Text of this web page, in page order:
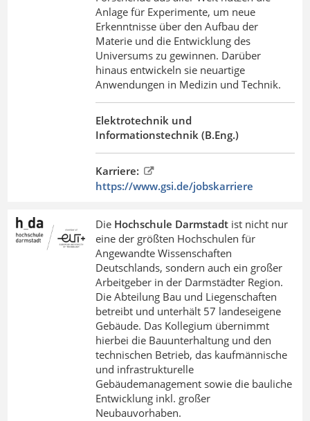
Anlage für Experimente, um neue
Erkenntnisse über den Aufbau der
Materie und die Entwicklung des
Universums zu gewinnen. Darüber
hinaus entwickeln sie neuartige
Anwendungen in Medizin und Technik.
Elektrotechnik und
Informationstechnik (B.Eng.)
Karriere:
https://www.gsi.de/jobskarriere
Die Hochschule Darmstadt ist nicht nur
eine der größten Hochschulen für
Angewandte Wissenschaften
Deutschlands, sondern auch ein großer
Arbeitgeber in der Darmstädter Region.
Die Abteilung Bau und Liegenschaften
betreibt und unterhält 57 landeseigene
Gebäude. Das Kollegium übernimmt
hierbei die Bauunterhaltung und den
technischen Betrieb, das kaufmännische
und infrastrukturelle
Gebäudemanagement sowie die bauliche
Entwicklung inkl. großer
Neubauvorhaben.